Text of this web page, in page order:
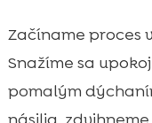
Začíname proces
Snažíme sa
pomalým